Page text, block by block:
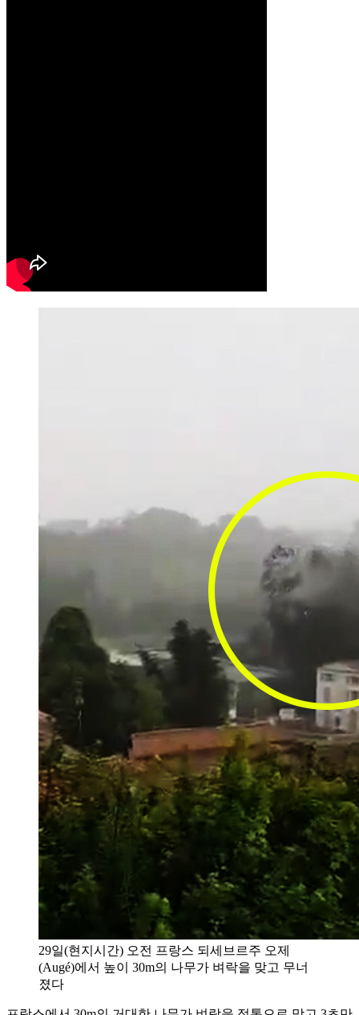
29일(현지시간) 오전 프랑스 되세브르주 오제
(Augé)에서 높이 30m의 나무가 벼락을 맞고 무너
졌다